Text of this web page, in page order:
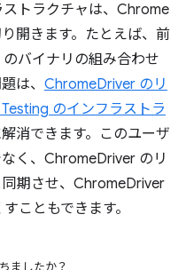
トラクチャは、Chrome
開きます。たとえば、前
のバイナリの組み合わせ
は、 ChromeDriver のリ
のインフラストラ
消できます。このユーザ
く、ChromeDriver のリ
期させ、ChromeDriver
こともできます。
ましたか？